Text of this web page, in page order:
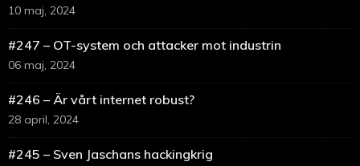
10 maj, 2024
#247 – OT-system och attacker mot industrin
06 maj, 2024
#246 – Är vårt internet robust?
28 april, 2024
#245 – Sven Jaschans hackingkrig